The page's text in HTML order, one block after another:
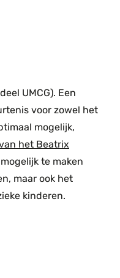
UMCG). Een
voor zowel het
mogelijk,
het Beatrix
te maken
maar ook het
kinderen.